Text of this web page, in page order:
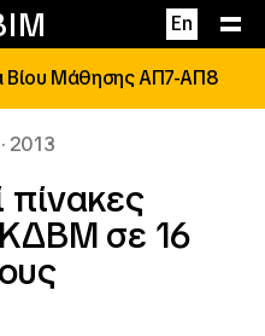
En
Βίου Μάθησης ΑΠ7-ΑΠ8
2013
πίνακες
σε 16